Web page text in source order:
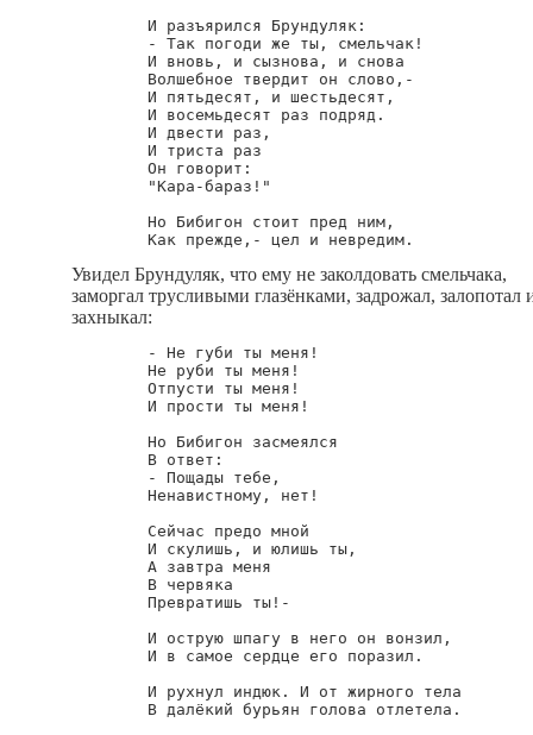
        И разъярился Брундуляк:
        - Так погоди же ты, смельчак!
        И вновь, и сызнова, и снова
        Волшебное твердит он слово,-
        И пятьдесят, и шестьдесят,
        И восемьдесят раз подряд.
        И двести раз,
        И триста раз
        Он говорит:
        "Кара-бараз!"
        Но Бибигон стоит пред ним,
Увидел Брундуляк, что ему не заколдовать смельчака,
заморгал трусливыми глазёнками, задрожал, залопотал
захныкал:
        - Не губи ты меня!
        Не руби ты меня!
        Отпусти ты меня!
        И прости ты меня!
        Но Бибигон засмеялся
        В ответ:
        - Пощады тебе,
        Ненавистному, нет!
        Сейчас предо мной
        И скулишь, и юлишь ты,
        А завтра меня
        В червяка
        Превратишь ты!-
        И острую шпагу в него он вонзил,
        И в самое сердце его поразил.
        И рухнул индюк. И от жирного тела
        В далёкий бурьян голова отлетела.